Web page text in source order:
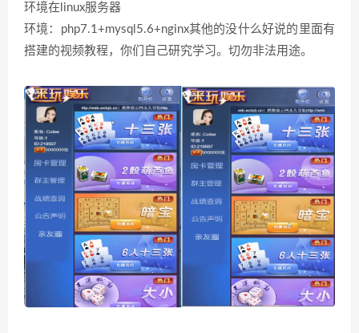
环境在linux服务器
环境：php7.1+mysql5.6+nginx其他的没什么好说的里面有
搭建的视频教程，你们自己研究学习。切勿非法用途。